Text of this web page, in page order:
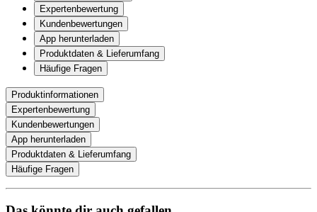
Expertenbewertung
Kundenbewertungen
App herunterladen
Produktdaten & Lieferumfang
Häufige Fragen
Produktinformationen
Expertenbewertung
Kundenbewertungen
App herunterladen
Produktdaten & Lieferumfang
Häufige Fragen